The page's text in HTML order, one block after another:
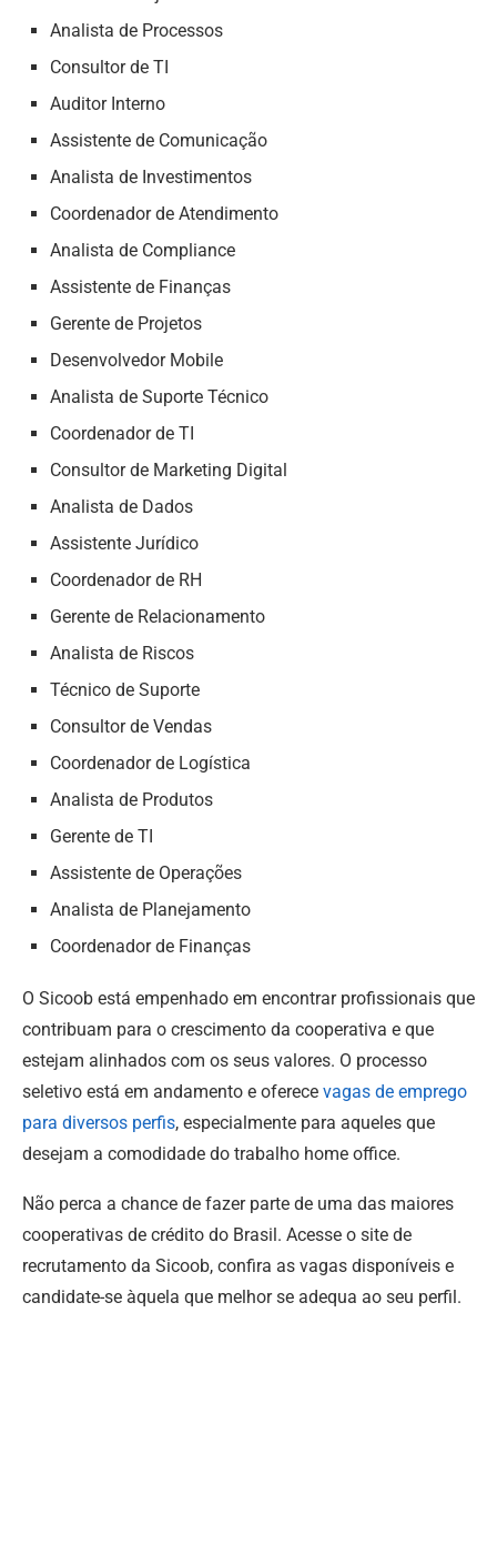
Analista de Processos
Consultor de TI
Auditor Interno
Assistente de Comunicação
Analista de Investimentos
Coordenador de Atendimento
Analista de Compliance
Assistente de Finanças
Gerente de Projetos
Desenvolvedor Mobile
Analista de Suporte Técnico
Coordenador de TI
Consultor de Marketing Digital
Analista de Dados
Assistente Jurídico
Coordenador de RH
Gerente de Relacionamento
Analista de Riscos
Técnico de Suporte
Consultor de Vendas
Coordenador de Logística
Analista de Produtos
Gerente de TI
Assistente de Operações
Analista de Planejamento
Coordenador de Finanças
O Sicoob está empenhado em encontrar profissionais que
contribuam para o crescimento da cooperativa e que
estejam alinhados com os seus valores. O processo
seletivo está em andamento e oferece vagas de emprego
para diversos perfis, especialmente para aqueles que
desejam a comodidade do trabalho home office.
Não perca a chance de fazer parte de uma das maiores
cooperativas de crédito do Brasil. Acesse o site de
recrutamento da Sicoob, confira as vagas disponíveis e
candidate-se àquela que melhor se adequa ao seu perfil.